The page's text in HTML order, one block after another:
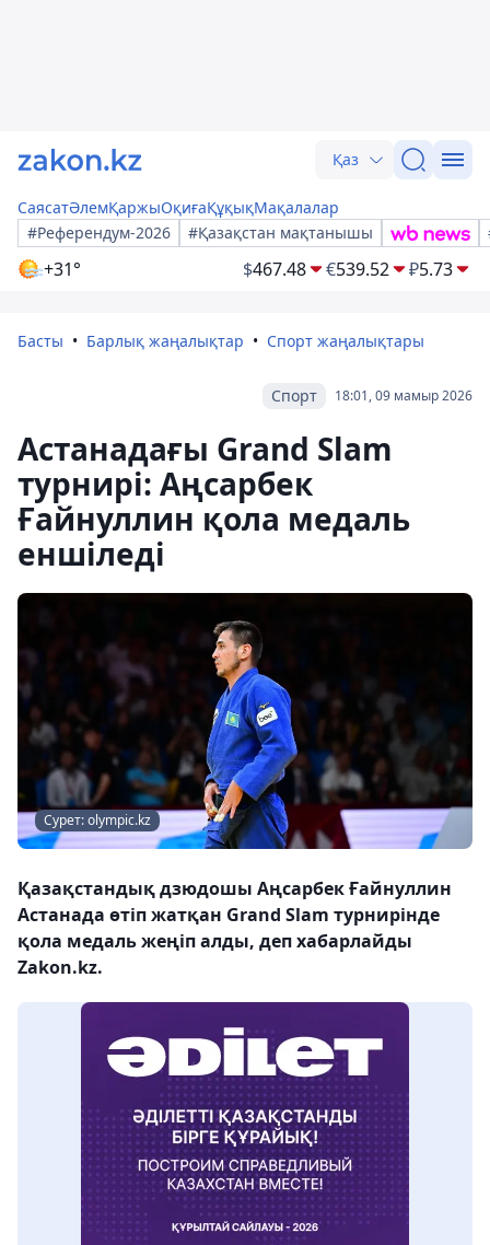
Қаз
СаясатӘлемҚаржыОқиғаҚұқықМақалалар
#Референдум-2026
#Қазақстан мақтанышы
+31° $467.48 €539.52 ₽5.73
Басты Барлық жаңалықтар Спорт жаңалықтары
18:01, 09 мамыр 2026
Спорт
Астанадағы Grand Slam
турнирі: Аңсарбек
Ғайнуллин қола медаль
еншіледі
Сурет: olympic.kz
Қазақстандық дзюдошы Аңсарбек Ғайнуллин
Астанада өтіп жатқан Grand Slam турнирінде
қола медаль жеңіп алды, деп хабарлайды
Zakon.kz.